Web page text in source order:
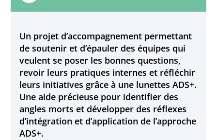
Un projet d’accompagnement permettant
de soutenir et d’épauler des équipes qui
veulent se poser les bonnes questions,
revoir leurs pratiques internes et réfléchir
leurs initiatives grâce à une lunettes ADS+.
Une aide précieuse pour identifier des
angles morts et développer des réflexes
d’intégration et d’application de l’approche
ADS+.